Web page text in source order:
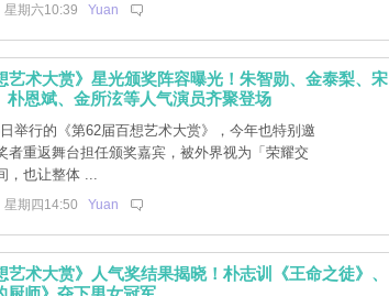
期六10:39 Yuan
艺术大赏》星光颁奖阵容曝光！朱智勋、金泰梨、宋
朴恩斌、金所泫等人气演员齐聚登场
举行的《第62届百想艺术大赏》，今年也特别邀
者重返舞台担任颁奖嘉宾，被外界视为「荣耀交
，也让整体 ...
期四14:50 Yuan
艺术大赏》人气奖结果揭晓！朴志训《王命之徒》、